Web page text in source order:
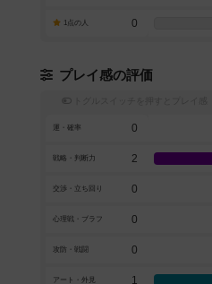
1点の人 0
プレイ感の評価
運・確率 0
戦略・判断力 2
交渉・立ち回り 0
心理戦・ブラフ 0
攻防・戦闘 0
アート・外見 1